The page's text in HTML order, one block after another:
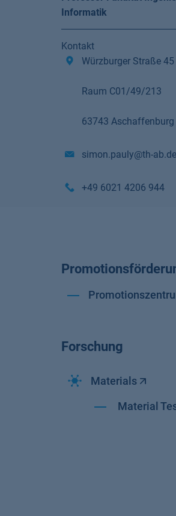
Informatik
Kontakt
Würzburger Straße 45
Raum C01/49/213
63743 Aschaffenburg
simon.pauly@th-ab.de
+49 6021 4206 944
Forschung
Materials
Material